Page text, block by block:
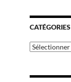
CATÉGORIES
Catégories